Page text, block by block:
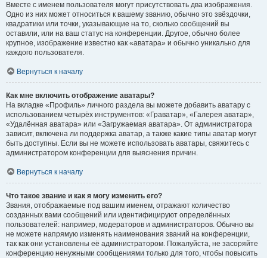
Вместе с именем пользователя могут присутствовать два изображения.
Одно из них может относиться к вашему званию, обычно это звёздочки,
квадратики или точки, указывающие на то, сколько сообщений вы
оставили, или на ваш статус на конференции. Другое, обычно более
крупное, изображение известно как «аватара» и обычно уникально для
каждого пользователя.
Вернуться к началу
Как мне включить отображение аватары?
На вкладке «Профиль» личного раздела вы можете добавить аватару с
использованием четырёх инструментов: «Граватар», «Галерея аватар»,
«Удалённая аватара» или «Загружаемая аватара». От администратора
зависит, включена ли поддержка аватар, а также какие типы аватар могут
быть доступны. Если вы не можете использовать аватары, свяжитесь с
администратором конференции для выяснения причин.
Вернуться к началу
Что такое звание и как я могу изменить его?
Звания, отображаемые под вашим именем, отражают количество
созданных вами сообщений или идентифицируют определённых
пользователей: например, модераторов и администраторов. Обычно вы
не можете напрямую изменять наименования званий на конференции,
так как они установлены её администратором. Пожалуйста, не засоряйте
конференцию ненужными сообщениями только для того, чтобы повысить